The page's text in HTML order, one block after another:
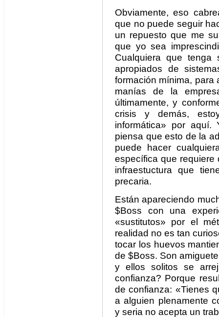
Obviamente, eso
que no puede seguir
un repuesto que me
que yo sea
Cualquiera que tenga
apropiados de
formación mínima, para
manías de la
últimamente, y
crisis y demás,
informática» por
piensa que esto de la
puede hacer
específica que
infraestuctura que
precaria.
Están apareciendo
$Boss con una
«sustitutos» por el
realidad no es tan
tocar los huevos
de $Boss. Son
y ellos solitos se
confianza? Porque
de confianza: «Tienes
a alguien plenamente
y seria no acepta un